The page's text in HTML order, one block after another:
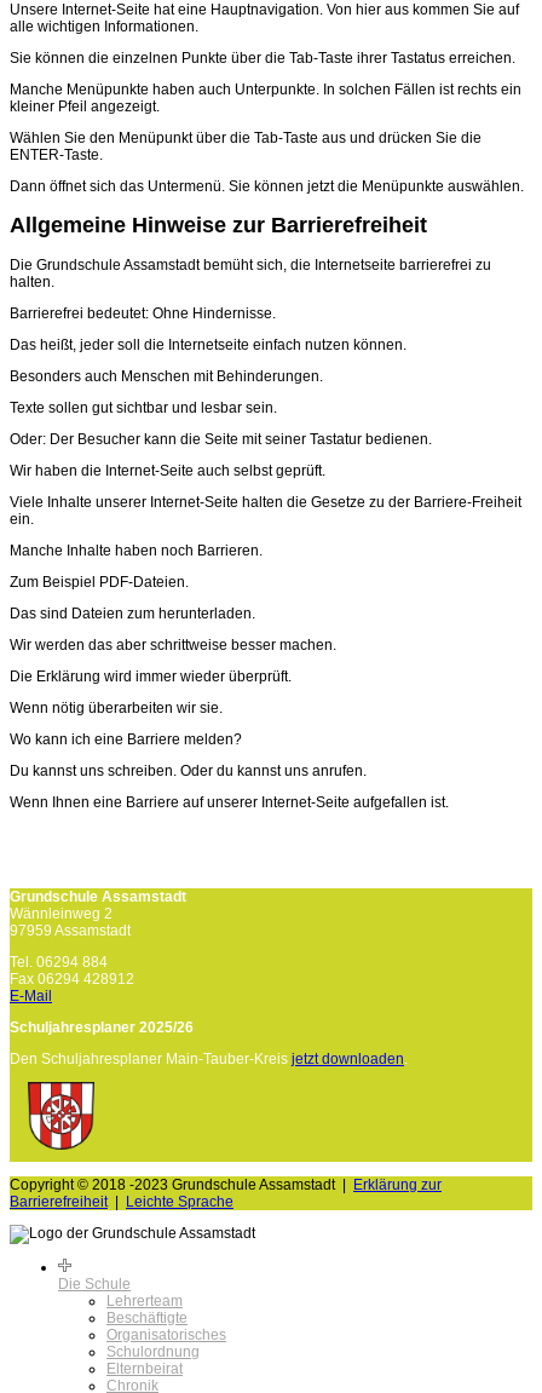
Unsere Internet-Seite hat eine Hauptnavigation. Von hier aus kommen Sie auf
alle wichtigen Informationen.
Sie können die einzelnen Punkte über die Tab-Taste ihrer Tastatus erreichen.
Manche Menüpunkte haben auch Unterpunkte. In solchen Fällen ist rechts ein
kleiner Pfeil angezeigt.
Wählen Sie den Menüpunkt über die Tab-Taste aus und drücken Sie die
ENTER-Taste.
Dann öffnet sich das Untermenü. Sie können jetzt die Menüpunkte auswählen.
Allgemeine Hinweise zur Barrierefreiheit
Die Grundschule Assamstadt bemüht sich, die Internetseite barrierefrei zu
halten.
Barrierefrei bedeutet: Ohne Hindernisse.
Das heißt, jeder soll die Internetseite einfach nutzen können.
Besonders auch Menschen mit Behinderungen.
Texte sollen gut sichtbar und lesbar sein.
Oder: Der Besucher kann die Seite mit seiner Tastatur bedienen.
Wir haben die Internet-Seite auch selbst geprüft.
Viele Inhalte unserer Internet-Seite halten die Gesetze zu der Barriere-Freiheit
ein.
Manche Inhalte haben noch Barrieren.
Zum Beispiel PDF-Dateien.
Das sind Dateien zum herunterladen.
Wir werden das aber schrittweise besser machen.
Die Erklärung wird immer wieder überprüft.
Wenn nötig überarbeiten wir sie.
Wo kann ich eine Barriere melden?
Du kannst uns schreiben. Oder du kannst uns anrufen.
Wenn Ihnen eine Barriere auf unserer Internet-Seite aufgefallen ist.
Grundschule Assamstadt
Wännleinweg 2
97959 Assamstadt
Tel. 06294 884
Fax 06294 428912
E-Mail
Schuljahresplaner 2025/26
Den Schuljahresplaner Main-Tauber-Kreis jetzt downloaden.
Copyright © 2018 -2023 Grundschule Assamstadt |
Erklärung zur
Barrierefreiheit| Leichte Sprache
Die Schule
Lehrerteam
Beschäftigte
Organisatorisches
Schulordnung
Elternbeirat
Chronik